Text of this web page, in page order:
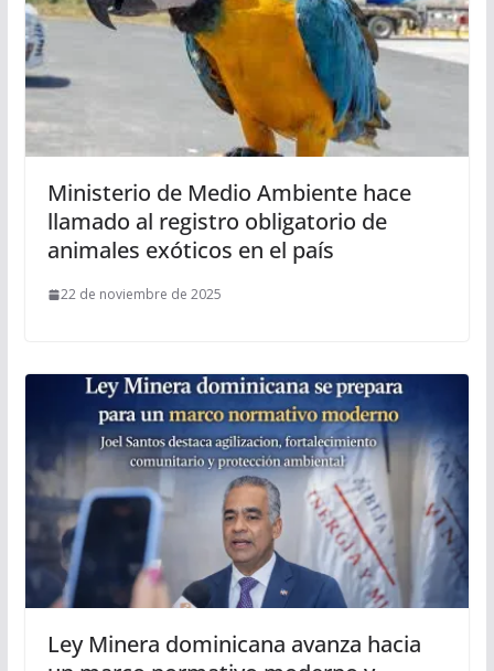
Ministerio de Medio Ambiente hace
llamado al registro obligatorio de
animales exóticos en el país
22 de noviembre de 2025
Ley Minera dominicana avanza hacia